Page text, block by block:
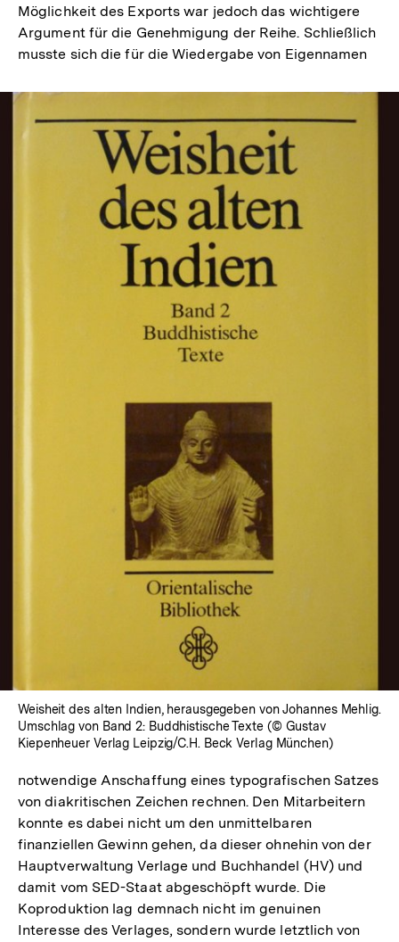
Möglichkeit des Exports war jedoch das wichtigere
Argument für die Genehmigung der Reihe. Schließlich
musste sich die für die Wiedergabe von Eigennamen
In
Lightbox
öffnen
Weisheit des alten Indien, herausgegeben von Johannes Mehlig.
Umschlag von Band 2: Buddhistische Texte (© Gustav
Kiepenheuer Verlag Leipzig/C.H. Beck Verlag München)
notwendige Anschaffung eines typografischen Satzes
von diakritischen Zeichen rechnen. Den Mitarbeitern
konnte es dabei nicht um den unmittelbaren
finanziellen Gewinn gehen, da dieser ohnehin von der
Hauptverwaltung Verlage und Buchhandel (HV) und
damit vom SED-Staat abgeschöpft wurde. Die
Koproduktion lag demnach nicht im genuinen
Interesse des Verlages, sondern wurde letztlich von